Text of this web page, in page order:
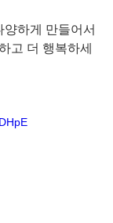
양하게 만들어서
고 더 행복하세